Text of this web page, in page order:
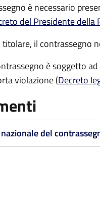
è necessario
del Presidente
titolare, il contrassegno
è soggetto
violazione (Decreto
del